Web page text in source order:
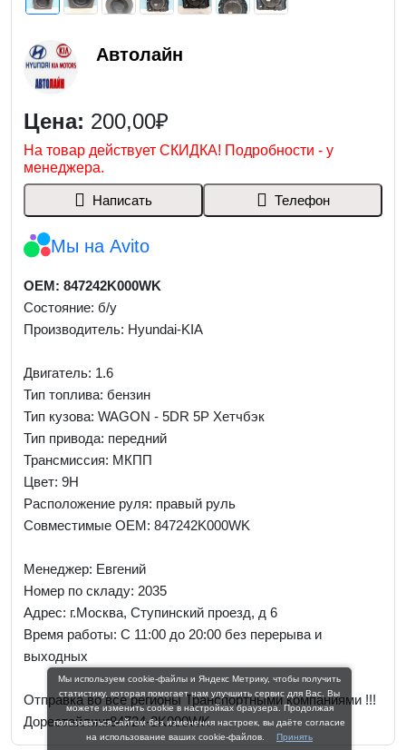
Автолайн
Цена: 200,00₽
На товар действует СКИДКА! Подробности - у
менеджера.
Написать Телефон
Мы на Avito
OEM: 847242K000WK
Состояние: б/у
Производитель: Hyundai-KIA
Двигатель: 1.6
Тип топлива: бензин
Тип кузова: WAGON - 5DR 5P Хетчбэк
Тип привода: передний
Трансмиссия: МКПП
Цвет: 9H
Расположение руля: правый руль
Совместимые OEM: 847242K000WK
Менеджер: Евгений
Номер по складу: 2035
Адрес: г.Москва, Ступинский проезд, д 6
Время работы: С 11:00 до 20:00 без перерыва и
выходных
Отправка во все регионы Транспортными компаниями !!!
Дорестайлинг84724-2K000WK
Мы используем cookie-файлы и Яндекс Метрику, чтобы получить
статистику, которая помогает нам улучшить сервис для Вас. Вы
можете изменить cookie в настройках браузера. Продолжая
пользоваться сайтом без изменения настроек, вы даёте согласие
на использование ваших cookie-файлов.
Принять